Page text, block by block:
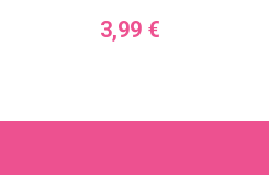
Cena
3,99 €